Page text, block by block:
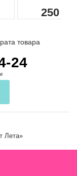
250
товара
24
Лета»